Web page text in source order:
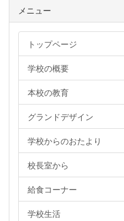
メニュー
トップページ
学校の概要
本校の教育
グランドデザイン
学校からのおたより
校長室から
給食コーナー
学校生活